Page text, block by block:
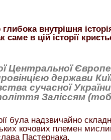
внутрішня
саме в цій історії
Центральної
держави
сучасної
Заліссям
була надзвичайно
кочових племен
Пастернака.